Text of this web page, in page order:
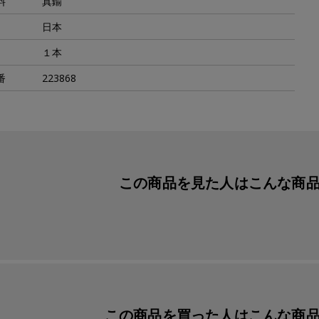
日本
１本
223868
この商品を見た人はこんな商
この商品を買った人はこんな商